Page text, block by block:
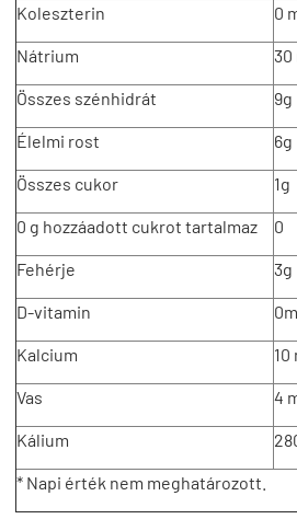
Koleszterin 0
Nátrium 30
Összes szénhidrát 9g
Élelmi rost 6g
Összes cukor 1g
0 g hozzáadott cukrot tartalmaz 0
Fehérje 3g
D-vitamin
Kalcium 10
Vas 4
Kálium
* Napi érték nem meghatározott.